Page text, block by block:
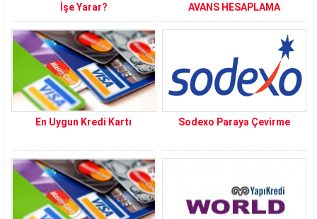
İşe Yarar?
AVANS HESAPLAMA
En Uygun Kredi Kartı Sodexo Paraya Çevirme